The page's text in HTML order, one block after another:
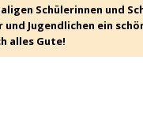
Schülerinnen und
Jugendlichen ein
alles Gute!